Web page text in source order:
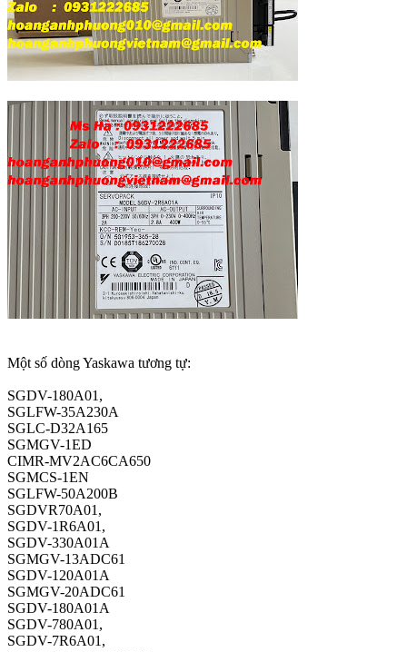
Một số dòng Yaskawa tương tự:
SGDV-180A01,
SGLFW-35A230A
SGLC-D32A165
SGMGV-1ED
CIMR-MV2AC6CA650
SGMCS-1EN
SGLFW-50A200B
SGDVR70A01,
SGDV-1R6A01,
SGDV-330A01A
SGMGV-13ADC61
SGDV-120A01A
SGMGV-20ADC61
SGDV-180A01A
SGDV-780A01,
SGDV-7R6A01,